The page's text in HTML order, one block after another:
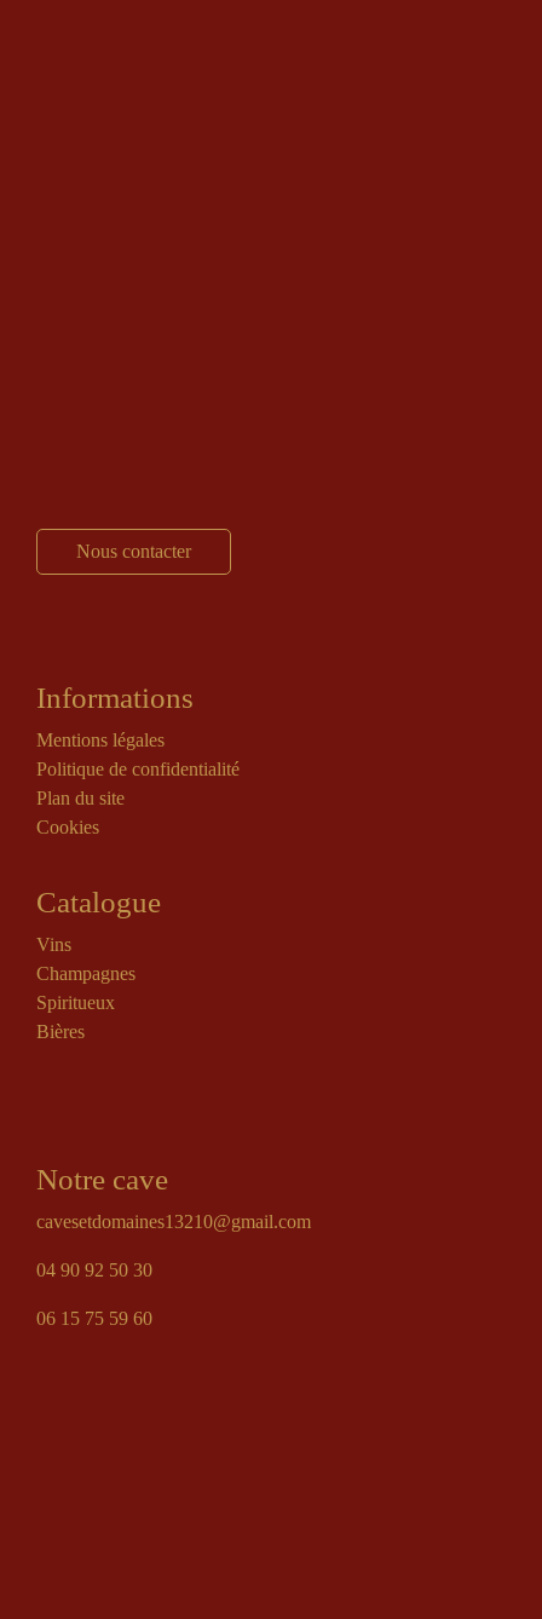
Nous contacter
Informations
Mentions légales
Politique de confidentialité
Plan du site
Cookies
Catalogue
Vins
Champagnes
Spiritueux
Bières
Notre cave
cavesetdomaines13210@gmail.com
04 90 92 50 30
06 15 75 59 60